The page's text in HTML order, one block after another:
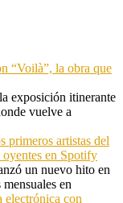
“Voilà”, la obra que
exposición itinerante
vuelve a
primeros artistas del
en Spotify
un nuevo hito en
en
electrónica con